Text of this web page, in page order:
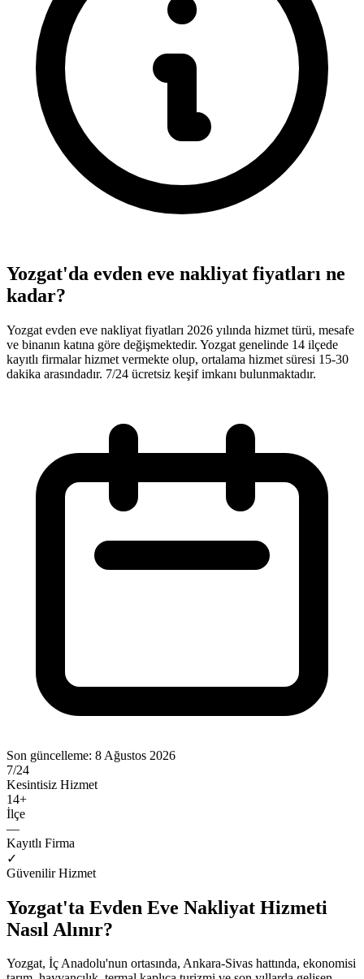
Yozgat'da evden eve nakliyat fiyatları ne
kadar?
Yozgat evden eve nakliyat fiyatları 2026 yılında hizmet türü, mesafe
ve binanın katına göre değişmektedir. Yozgat genelinde 14 ilçede
kayıtlı firmalar hizmet vermekte olup, ortalama hizmet süresi 15-30
dakika arasındadır. 7/24 ücretsiz keşif imkanı bulunmaktadır.
Son güncelleme: 8 Ağustos 2026
7/24
Kesintisiz Hizmet
14+
İlçe
—
Kayıtlı Firma
✓
Güvenilir Hizmet
Yozgat'ta Evden Eve Nakliyat Hizmeti
Nasıl Alınır?
Yozgat, İç Anadolu'nun ortasında, Ankara-Sivas hattında, ekonomisi